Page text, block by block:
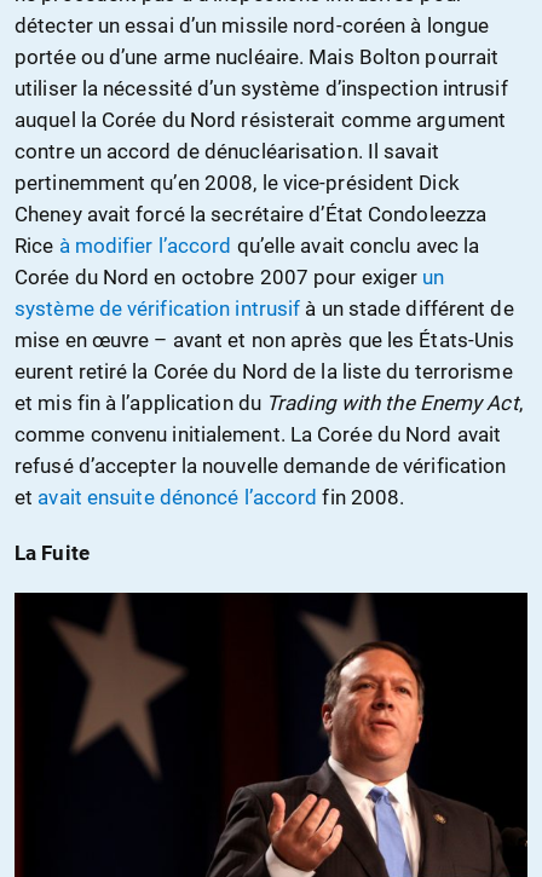
détecter un essai d’un missile nord-coréen à longue
portée ou d’une arme nucléaire. Mais Bolton pourrait
utiliser la nécessité d’un système d’inspection intrusif
auquel la Corée du Nord résisterait comme argument
contre un accord de dénucléarisation. Il savait
pertinemment qu’en 2008, le vice-président Dick
Cheney avait forcé la secrétaire d’État Condoleezza
Rice à modifier l’accord qu’elle avait conclu avec la
Corée du Nord en octobre 2007 pour exiger un
système de vérification intrusif à un stade différent de
mise en œuvre – avant et non après que les États-Unis
eurent retiré la Corée du Nord de la liste du terrorisme
et mis fin à l’application du Trading with the Enemy Act,
comme convenu initialement. La Corée du Nord avait
refusé d’accepter la nouvelle demande de vérification
et avait ensuite dénoncé l’accord fin 2008.
La Fuite